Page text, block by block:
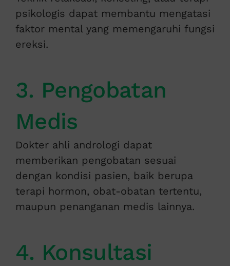
psikologis dapat membantu mengatasi
faktor mental yang memengaruhi fungsi
ereksi.
3. Pengobatan
Medis
Dokter ahli andrologi dapat
memberikan pengobatan sesuai
dengan kondisi pasien, baik berupa
terapi hormon, obat-obatan tertentu,
maupun penanganan medis lainnya.
4. Konsultasi